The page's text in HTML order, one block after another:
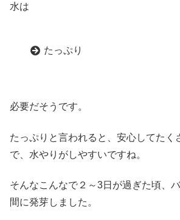
水は
たっぷり
必要だそうです。
たっぷりと言われると、安心してたく
で、水やりがしやすいですね。
そんなこんなで２～3日が過ぎた頃、
間に発芽しました。